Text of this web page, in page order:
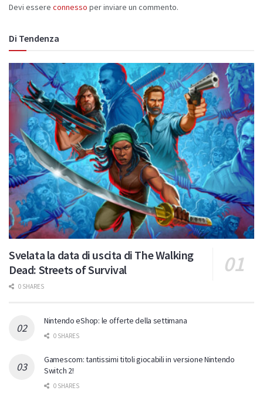
Devi essere connesso per inviare un commento.
Di Tendenza
Svelata la data di uscita di The Walking
Dead: Streets of Survival
0 SHARES
Nintendo eShop: le offerte della settimana
0 SHARES
Gamescom: tantissimi titoli giocabili in versione Nintendo
Switch 2!
0 SHARES